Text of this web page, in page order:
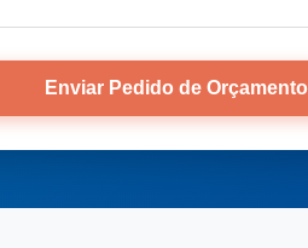
Enviar Pedido de Orçamento